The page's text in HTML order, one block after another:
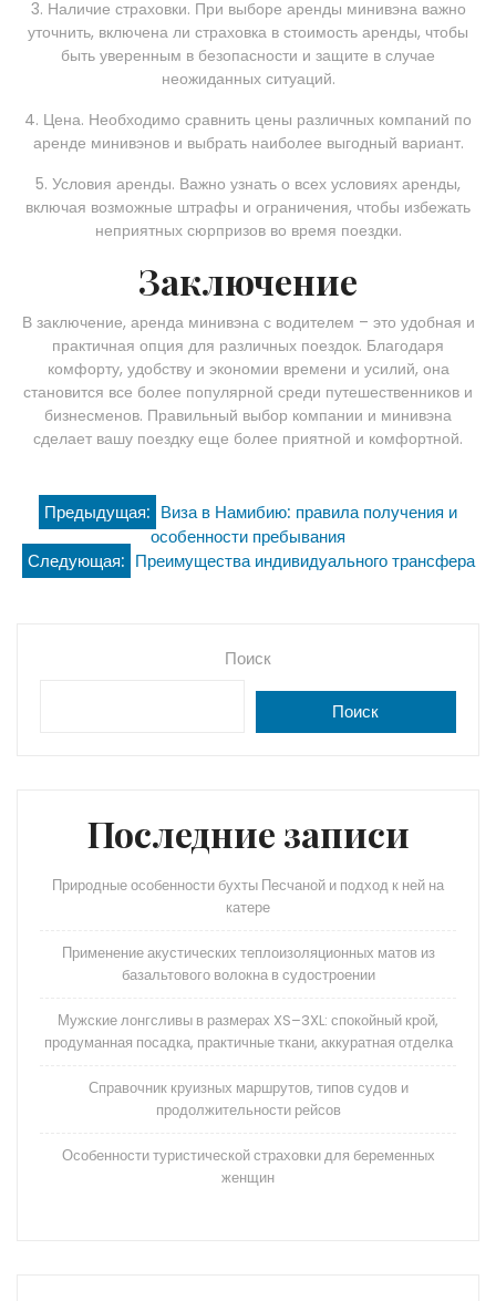
3. Наличие страховки. При выборе аренды минивэна важно
уточнить, включена ли страховка в стоимость аренды, чтобы
быть уверенным в безопасности и защите в случае
неожиданных ситуаций.
4. Цена. Необходимо сравнить цены различных компаний по
аренде минивэнов и выбрать наиболее выгодный вариант.
5. Условия аренды. Важно узнать о всех условиях аренды,
включая возможные штрафы и ограничения, чтобы избежать
неприятных сюрпризов во время поездки.
Заключение
В заключение, аренда минивэна с водителем – это удобная и
практичная опция для различных поездок. Благодаря
комфорту, удобству и экономии времени и усилий, она
становится все более популярной среди путешественников и
бизнесменов. Правильный выбор компании и минивэна
сделает вашу поездку еще более приятной и комфортной.
Навигация
по
Предыдущая: Виза в Намибию: правила получения и
особенности пребывания
Следующая: Преимущества индивидуального трансфера
Поиск
Поиск
Последние записи
Природные особенности бухты Песчаной и подход к ней на
катере
Применение акустических теплоизоляционных матов из
базальтового волокна в судостроении
Мужские лонгсливы в размерах XS–3XL: спокойный крой,
продуманная посадка, практичные ткани, аккуратная отделка
Справочник круизных маршрутов, типов судов и
продолжительности рейсов
Особенности туристической страховки для беременных
женщин